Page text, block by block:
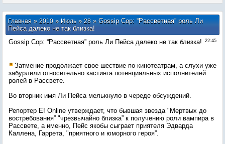
Главная»2010 » Июль » 28» Gossip Cop: “Рассветная” роль Ли
Пейса далеко не так близка!
22:45
Gossip Cop: “Рассветная” роль Ли Пейса далеко не так близка!
Затмение продолжает свое шествие по кинотеатрам, а слухи уже
забурлили относительно кастинга потенциальных исполнителей
ролей в Рассвете.
Во вторник имя Ли Пейса мелькнуло в череде обсуждений.
Репортер E! Online утверждает, что бывшая звезда "Мертвых до
востребования” "чрезвычайно близка” к получению роли вампира в
Рассвете, а именно, Пейс якобы сыграет приятеля Эдварда
Каллена, Гаррета, "приятного и юморного героя”.